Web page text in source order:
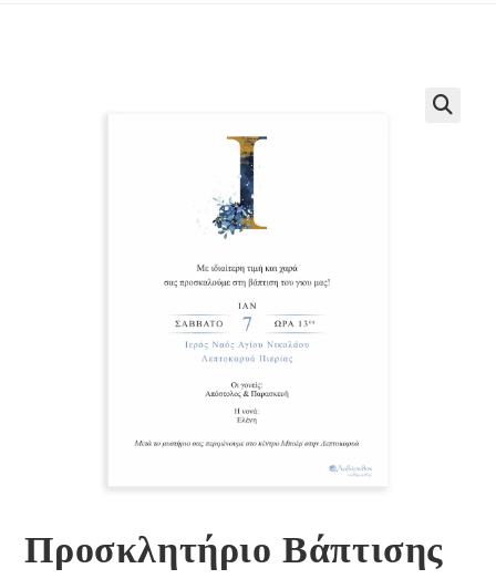
Προσκλητήριο Βάπτισης